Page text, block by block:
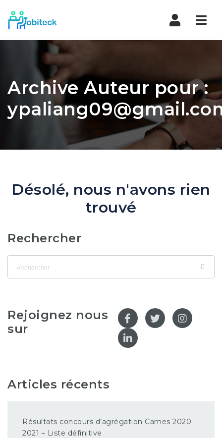
Archive Auteur pour :
Désolé, nous n'avons rien
trouvé
Rechercher
Rejoignez nous
sur
Articles récents
Résultats concours d’agrégation Cames 2020
2021 – Liste définitive